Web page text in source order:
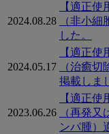
2024.08.28
【適正
（非小
した。
2024.05.17
【適正
（治癒
掲載しま
2023.06.26
【適正
（再発
ンパ腫）